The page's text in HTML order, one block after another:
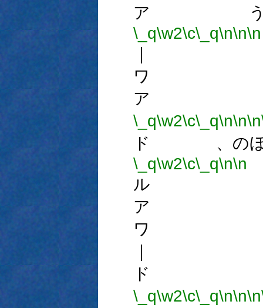
ア う
\_q\w2\c\_q\n\n\n
ワ
ア
\_q\w2\c\_q\n\n\n
ド 、のほ
\_q\w2\c\_q\n\n
ル
ア
ワ
ド
\_q\w2\c\_q\n\n\n